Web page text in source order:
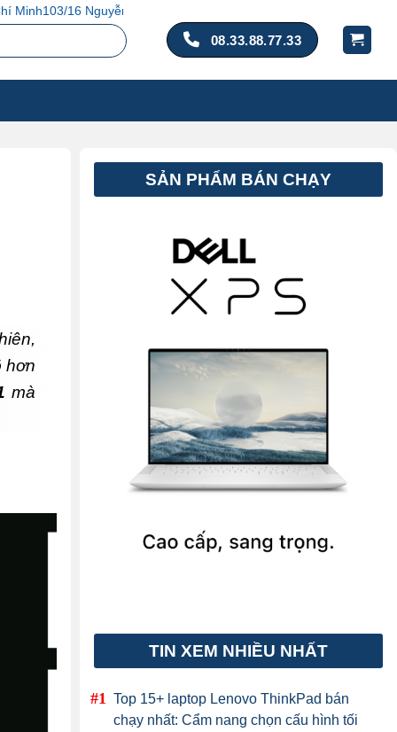
Đào, P. 14, Q. Tân Bình, TP. Hồ Chí Minh
08.33.88.77.33
hơn
mà
SẢN PHẨM BÁN CHẠY
TIN XEM NHIỀU NHẤT
Top 15+ laptop Lenovo ThinkPad bán
chạy nhất: Cẩm nang chọn cấu hình tối